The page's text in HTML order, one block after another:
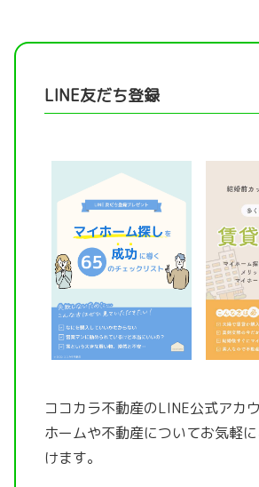
LINE友だち登録
ココカラ不動産のLINE公式アカ
ホームや不動産についてお気軽
けます。